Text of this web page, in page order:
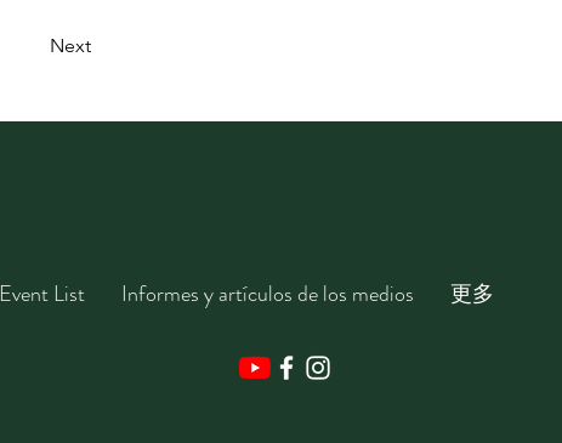
Next
Event List Informes y artículos de los medios 更多